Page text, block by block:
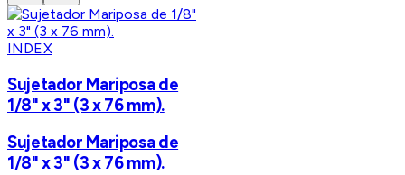
INDEX
Sujetador Mariposa de
1/8" x 3" (3 x 76 mm).
Sujetador Mariposa de
1/8" x 3" (3 x 76 mm).